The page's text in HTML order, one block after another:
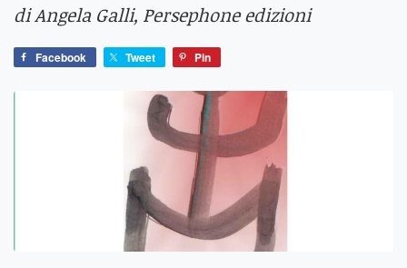
di Angela Galli, Persephone edizioni
Facebook Tweet Pin